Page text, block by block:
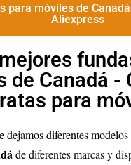
para móviles de
Aliexpress
de Canadá -
para
dejamos diferentes modelos
de diferentes marcas y